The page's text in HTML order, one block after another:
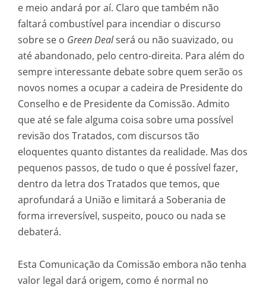
e meio andará por aí. Claro que também não
faltará combustível para incendiar o discurso
sobre se o Green Dealserá ou não suavizado, ou
até abandonado, pelo centro-direita. Para além do
sempre interessante debate sobre quem serão os
novos nomes a ocupar a cadeira de Presidente do
Conselho e de Presidente da Comissão. Admito
que até se fale alguma coisa sobre uma possível
revisão dos Tratados, com discursos tão
eloquentes quanto distantes da realidade. Mas dos
pequenos passos, de tudo o que é possível fazer,
dentro da letra dos Tratados que temos, que
aprofundará a União e limitará a Soberania de
forma irreversível, suspeito, pouco ou nada se
debaterá.
Esta Comunicação da Comissão embora não tenha
valor legal dará origem, como é normal no